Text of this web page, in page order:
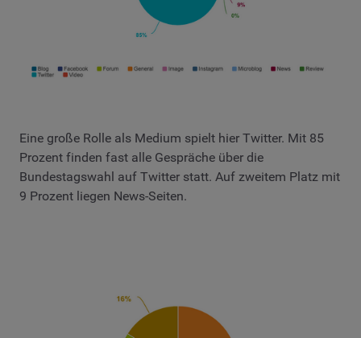
Eine große Rolle als Medium spielt hier Twitter. Mit 85
Prozent finden fast alle Gespräche über die
Bundestagswahl auf Twitter statt. Auf zweitem Platz mit
9 Prozent liegen News-Seiten.